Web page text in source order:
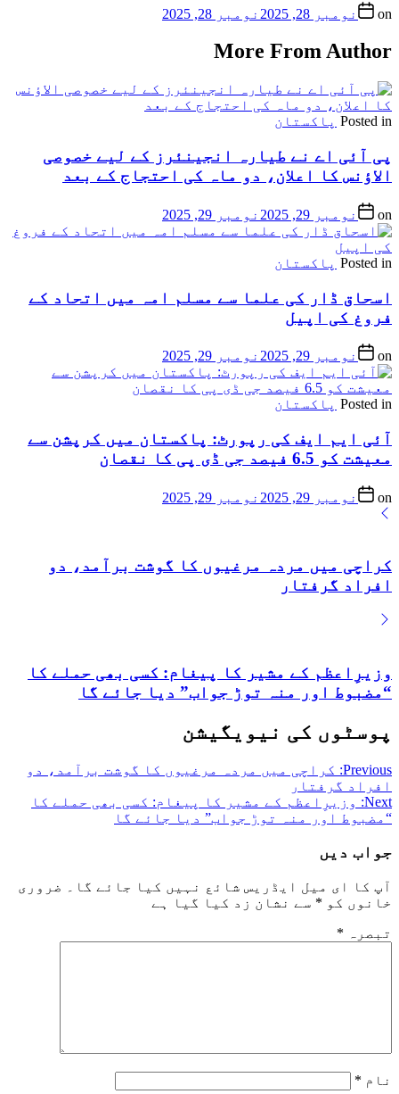
on نومبر 28, 2025 نومبر 28, 2025
More From Author
Posted in پاکستان
پی آئی اے نے طیارہ انجینئرز کے لیے خصوصی
الاؤنس کا اعلان، دو ماہ کی احتجاج کے بعد
on نومبر 29, 2025 نومبر 29, 2025
Posted in پاکستان
اسحاق ڈار کی علما سے مسلم امہ میں اتحاد کے
فروغ کی اپیل
on نومبر 29, 2025 نومبر 29, 2025
Posted in پاکستان
آئی ایم ایف کی رپورٹ: پاکستان میں کرپشن سے
معیشت کو 6.5 فیصد جی ڈی پی کا نقصان
on نومبر 29, 2025 نومبر 29, 2025
کراچی میں مردہ مرغیوں کا گوشت برآمد، دو
افراد گرفتار
وزیرِاعظم کے مشیر کا پیغام: کسی بھی حملے کا
“مضبوط اور منہ توڑ جواب” دیا جائے گا
پوسٹوں کی نیویگیشن
Previous: کراچی میں مردہ مرغیوں کا گوشت برآمد، دو
افراد گرفتار
Next:
وزیرِاعظم کے مشیر کا پیغام: کسی بھی حملے کا
“مضبوط اور منہ توڑ جواب” دیا جائے گا
جواب دیں
آپ کا ای میل ایڈریس شائع نہیں کیا جائے گا۔
ضروری
خانوں کو * سے نشان زد کیا گیا ہے
تبصرہ *
نام *